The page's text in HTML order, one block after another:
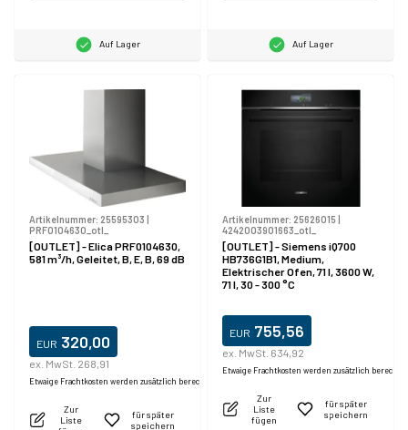
Auf Lager Auf Lager
Artikelnummer: 25595303 |
PRF0104630_otl_
[OUTLET] - Elica PRF0104630,
581 m³/h, Geleitet, B, E, B, 69 dB
EUR 320,00
ex. MwSt. 268,91
Etwaige Frachtkosten werden zusätzlich berechnet.
Zur
Liste
für später
speichern
Artikelnummer: 25626015|
4242003901663_otl_
[OUTLET] - Siemens iQ700
HB736G1B1, Medium,
Elektrischer Ofen, 71 l, 3600 W,
71 l, 30 - 300 °C
EUR 755,56
ex. MwSt. 634,92
Etwaige Frachtkosten werden zusätzlich
Zur
Liste
fügen
für später
speichern